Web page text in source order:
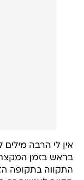
אין לי הרבה
בראש בזמן
התקווה בתקופה